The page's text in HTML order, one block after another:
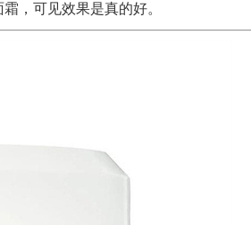
，可见效果是真的好。